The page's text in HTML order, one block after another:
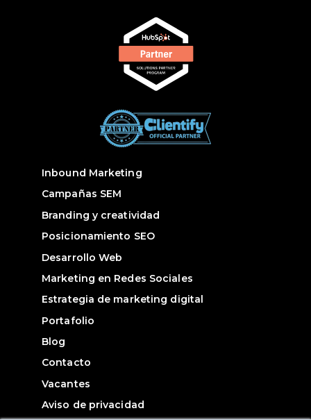
Inbound Marketing
Campañas SEM
Branding y creatividad
Posicionamiento SEO
Desarrollo Web
Marketing en Redes Sociales
Estrategia de marketing digital
Portafolio
Blog
Contacto
Vacantes
Aviso de privacidad